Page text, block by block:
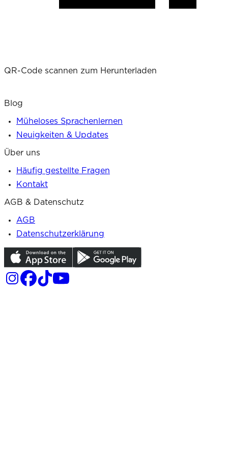
QR-Code scannen zum Herunterladen
Blog
Müheloses Sprachenlernen
Neuigkeiten & Updates
Über uns
Häufig gestellte Fragen
Kontakt
AGB & Datenschutz
AGB
Datenschutzerklärung